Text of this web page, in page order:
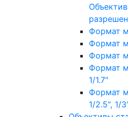
Формат
Формат
Формат
Формат
1/1.7"
Формат
1/2.5", 1/